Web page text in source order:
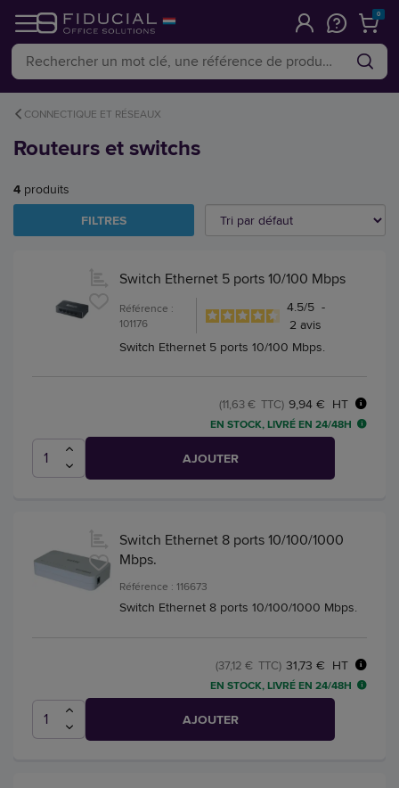
0
CONNECTIQUE ET RÉSEAUX
Routeurs et switchs
4 produits
FILTRES
Switch Ethernet 5 ports 10/100 Mbps
Référence :
101176
4.5/5 -
2avis
Switch Ethernet 5 ports 10/100 Mbps.
9,94 € HT
(11,63 € TTC)
EN STOCK, LIVRÉ EN 24/48H
AJOUTER
Switch Ethernet 8 ports 10/100/1000
Mbps.
Référence : 116673
Switch Ethernet 8 ports 10/100/1000 Mbps.
31,73 € HT
(37,12 € TTC)
EN STOCK, LIVRÉ EN 24/48H
AJOUTER